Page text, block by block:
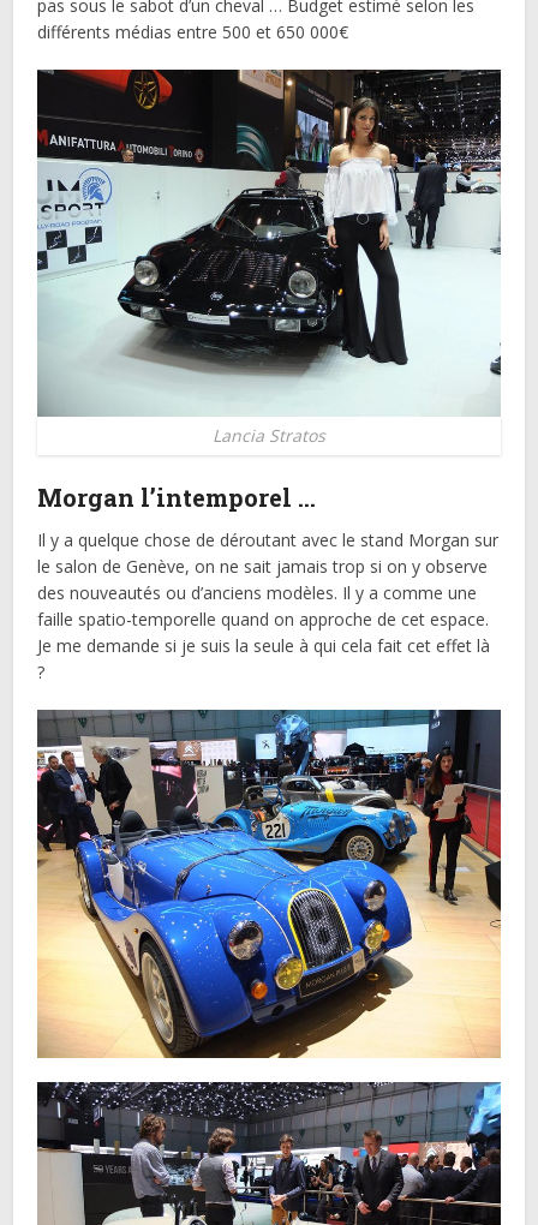
pas sous le sabot d’un cheval … Budget estimé selon les
différents médias entre 500 et 650 000€
Lancia Stratos
Morgan l’intemporel …
Il y a quelque chose de déroutant avec le stand Morgan sur
le salon de Genève, on ne sait jamais trop si on y observe
des nouveautés ou d’anciens modèles. Il y a comme une
faille spatio-temporelle quand on approche de cet espace.
Je me demande si je suis la seule à qui cela fait cet effet là
?